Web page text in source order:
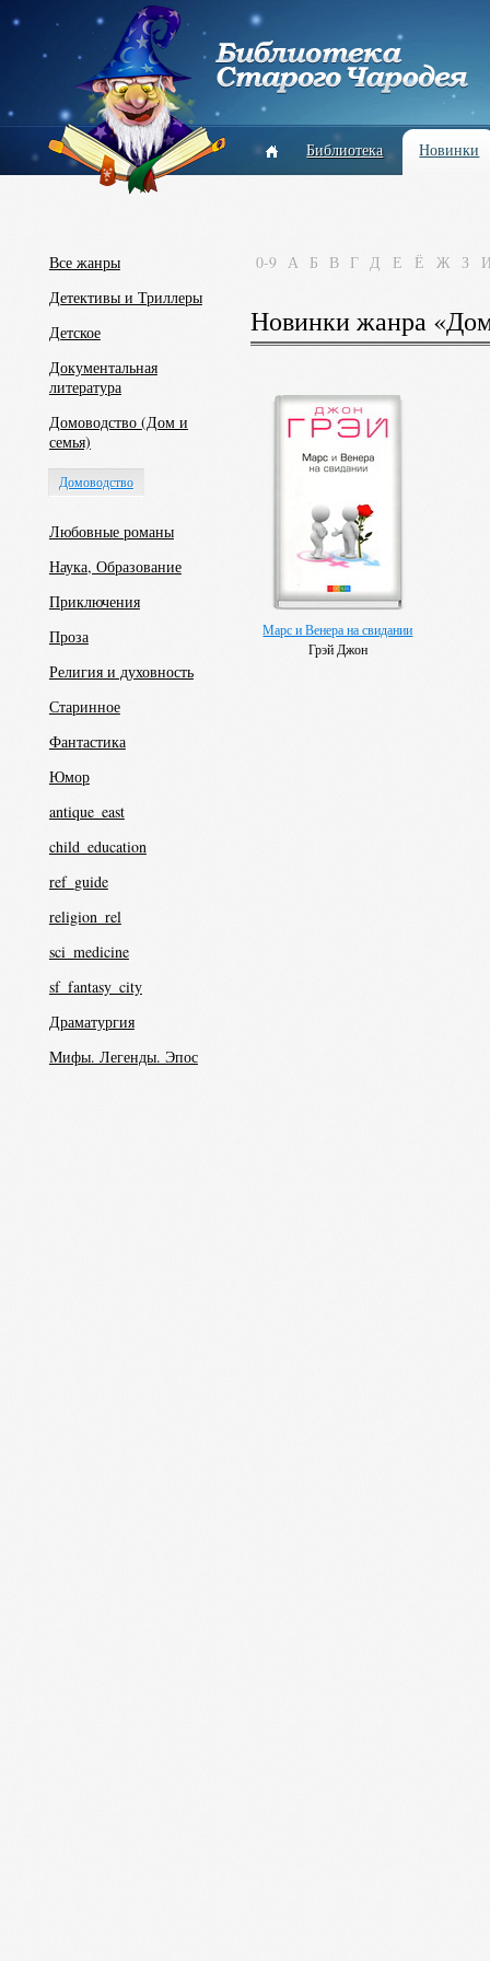
Библиотека Новинки
Все жанры
Детективы и Триллеры
Детское
Документальная
литература
Домоводство (Дом и
семья)
Домоводство
Любовные романы
Наука, Образование
Приключения
Проза
Религия и духовность
Старинное
Фантастика
Юмор
antique_east
child_education
ref_guide
religion_rel
sci_medicine
sf_fantasy_city
Драматургия
Мифы. Легенды. Эпос
0-9 А Б В Г Д Е Ё Ж З
Новинки жанра
Марс и Венера на свидании
Грэй Джон